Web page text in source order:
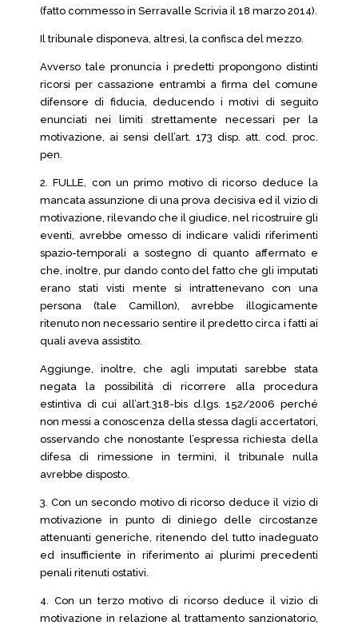
(fatto commesso in Serravalle Scrivia il 18 marzo 2014).
Il tribunale disponeva, altresì, la confisca del mezzo.
Avverso tale pronuncia i predetti propongono distinti
ricorsi per cassazione entrambi a firma del comune
difensore di fiducia, deducendo i motivi di seguito
enunciati nei limiti strettamente necessari per la
motivazione, ai sensi dell’art. 173 disp. att. cod. proc.
pen.
2. FULLE, con un primo motivo di ricorso deduce la
mancata assunzione di una prova decisiva ed il vizio di
motivazione, rilevando che il giudice, nel ricostruire gli
eventi, avrebbe omesso di indicare validi riferimenti
spazio-temporali a sostegno di quanto affermato e
che, inoltre, pur dando conto del fatto che gli imputati
erano stati visti mente si intrattenevano con una
persona (tale Camillon), avrebbe illogicamente
ritenuto non necessario sentire il predetto circa i fatti ai
quali aveva assistito.
Aggiunge, inoltre, che agli imputati sarebbe stata
negata la possibilità di ricorrere alla procedura
estintiva di cui all’art.318-bis d.lgs. 152/2006 perché
non messi a conoscenza della stessa dagli accertatori,
osservando che nonostante l’espressa richiesta della
difesa di rimessione in termini, il tribunale nulla
avrebbe disposto.
3. Con un secondo motivo di ricorso deduce il vizio di
motivazione in punto di diniego delle circostanze
attenuanti generiche, ritenendo del tutto inadeguato
ed insufficiente in riferimento ai plurimi precedenti
penali ritenuti ostativi.
4. Con un terzo motivo di ricorso deduce il vizio di
motivazione in relazione al trattamento sanzionatorio,